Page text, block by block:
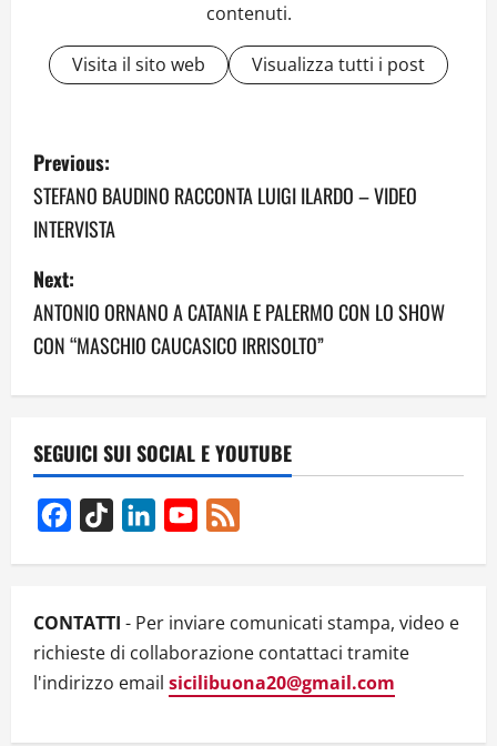
contenuti.
Visita il sito web Visualizza tutti i post
P
o
s
t
n
a
i
g
a
t
i
Previous:
STEFANO BAUDINO RACCONTA LUIGI ILARDO – VIDEO
INTERVISTA
Next:
ANTONIO ORNANO A CATANIA E PALERMO CON LO SHOW
CON “MASCHIO CAUCASICO IRRISOLTO”
SEGUICI SUI SOCIAL E YOUTUBE
Facebook
TikTok LinkedInYouTube
CONTATTI - Per inviare comunicati stampa, video e
richieste di collaborazione contattaci tramite
l'indirizzo email sicilibuona20@gmail.com